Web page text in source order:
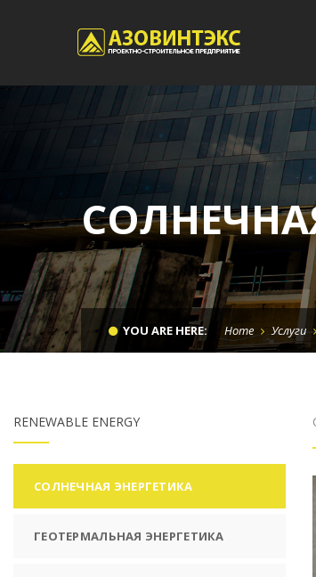
ПРОЕКТНО-ИЗЫСКАТЕЛЬСКАЯ
ГЕОДЕЗИЧЕСКИЕ РАБОТЫ
ГОРИЗОНТАЛЬНО НАПРАВЛЕННОЕ БУРЕНИЕ
ДЕМОНТАЖНЫЕ РАБОТЫ
ЗЕМЛЯНЫЕ РАБОТЫ
МОНОЛИТНОЕ БЕТОНИРОВАНИЕ
МОНТАЖ МЕТАЛЛОКОНСТРУКЦИЙ
МОНТАЖ ТЕХНОЛОГИЧЕСКОГО
СВАРОЧНЫЕ РАБОТЫ
ГИДРОИЗОЛЯЦИЯ МЕТАЛЛИЧЕСКИХ И
YOU ARE HERE: Home Услуги
RENEWABLE ENERGY
СОЛНЕЧНАЯ ЭНЕРГЕТИКА
ГЕОТЕРМАЛЬНАЯ ЭНЕРГЕТИКА